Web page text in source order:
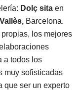
Dolç sita en
Barcelona.
los mejores
a todos los
muy sofisticadas
que ser un experto